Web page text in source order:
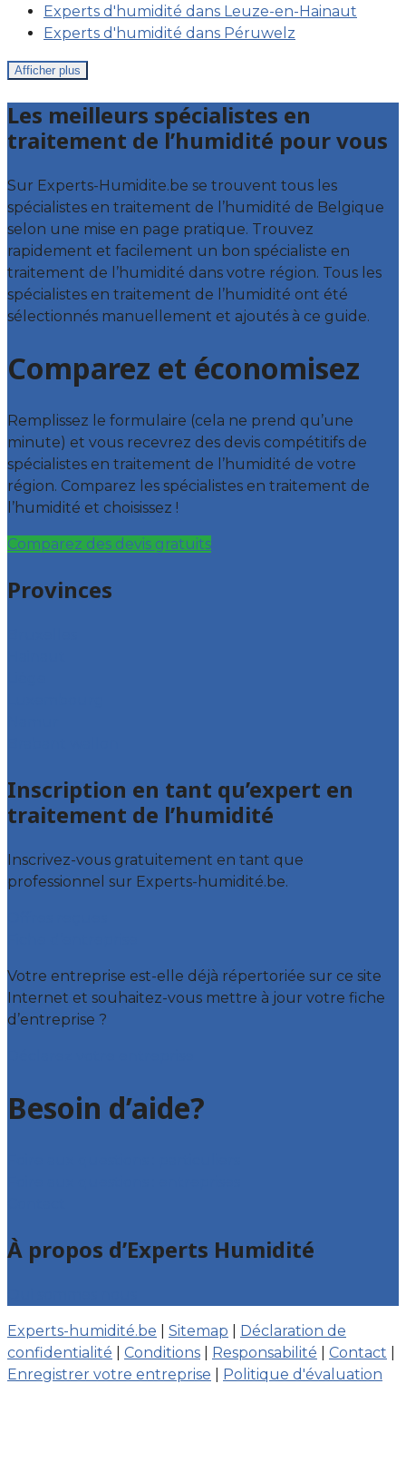
Experts d'humidité dans Leuze-en-Hainaut
Experts d'humidité dans Péruwelz
Afficher plus
Les meilleurs spécialistes en
traitement de l’humidité pour vous
Sur Experts-Humidite.be se trouvent tous les
spécialistes en traitement de l’humidité de Belgique
selon une mise en page pratique. Trouvez
rapidement et facilement un bon spécialiste en
traitement de l’humidité dans votre région. Tous les
spécialistes en traitement de l’humidité ont été
sélectionnés manuellement et ajoutés à ce guide.
Comparez et économisez
Remplissez le formulaire (cela ne prend qu’une
minute) et vous recevrez des devis compétitifs de
spécialistes en traitement de l’humidité de votre
région. Comparez les spécialistes en traitement de
l’humidité et choisissez !
Comparez des devis gratuits
Provinces
Inscription en tant qu’expert en
traitement de l’humidité
Inscrivez-vous gratuitement en tant que
professionnel sur Experts-humidité.be.
Votre entreprise est-elle déjà répertoriée sur ce site
Internet et souhaitez-vous mettre à jour votre fiche
d’entreprise ?
Besoin d’aide?
À propos d’Experts Humidité
Experts-humidité.be Sitemap
Déclaration de
confidentialité
Conditions Responsabilité Contact
Enregistrer votre entreprise
Politique d'évaluation